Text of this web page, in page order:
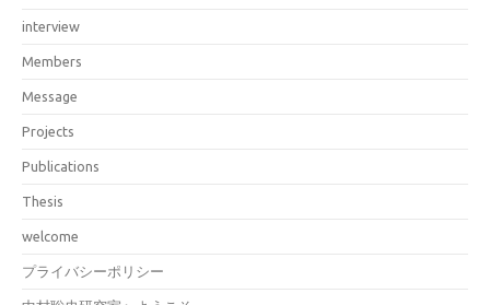
interview
Members
Message
Projects
Publications
Thesis
welcome
プライバシーポリシー